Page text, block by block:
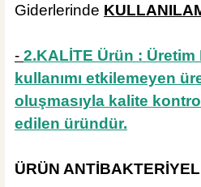
Giderlerinde
- 2.KALİTE Ürün : Üretim
kullanımı etkilemeyen
oluşmasıyla kalite
edilen üründür.
ÜRÜN